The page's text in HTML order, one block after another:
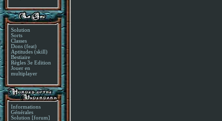
Solution
Sorts
Classes
Dons (feat)
Aptitudes (skill)
Bestiaire
Règles 3e Edition
Jouer en
multiplayer
Informations
Générales
Solution [forum]